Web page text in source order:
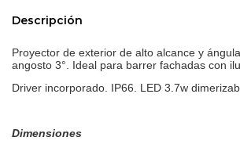
Descripción
Proyector de exterior de alto alcance y
angosto 3°. Ideal para barrer fachadas con
Driver incorporado. IP66. LED 3.7w
Dimensiones